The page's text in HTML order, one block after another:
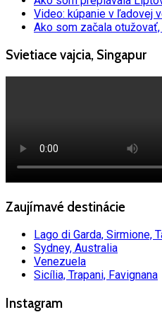
Video: kúpanie v ľadovej
Ako som začala
Svietiace vajcia, Singapur
Zaujímavé destinácie
Lago di Garda, Sirmione,
Sydney, Australia
Venezuela
Sicília, Trapani, Favignana
Instagram